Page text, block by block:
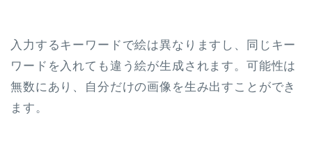
入力するキーワードで絵は異なりますし、同じキー
ワードを入れても違う絵が生成されます。可能性は
無数にあり、自分だけの画像を生み出すことができ
ます。